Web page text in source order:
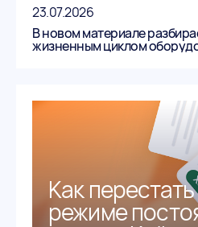
23.07.2026
В новом материале
жизненным циклом
Как
режиме